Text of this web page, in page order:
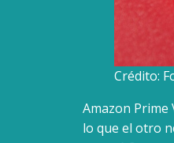
Crédito:
Amazon Prime
lo que el otro